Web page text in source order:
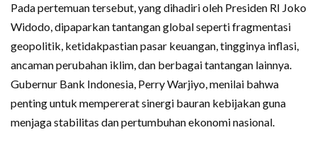
Pada pertemuan tersebut, yang dihadiri oleh Presiden RI Joko
Widodo, dipaparkan tantangan global seperti fragmentasi
geopolitik, ketidakpastian pasar keuangan, tingginya inflasi,
ancaman perubahan iklim, dan berbagai tantangan lainnya.
Gubernur Bank Indonesia, Perry Warjiyo, menilai bahwa
penting untuk mempererat sinergi bauran kebijakan guna
menjaga stabilitas dan pertumbuhan ekonomi nasional.